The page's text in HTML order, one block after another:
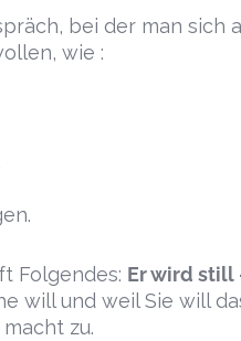
bei der man sich
wie :
Folgendes: Er wird still
will und weil Sie will
zu.